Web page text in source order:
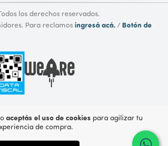
aceptás el uso de cookies para agilizar tu
de compra.
los derechos reservados.
Para reclamos ingresá acá. / Botón de